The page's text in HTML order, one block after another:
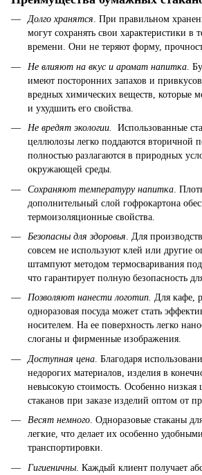
Долго хранятся. При правильном
могут сохранять свои характеристики в
времени. Они не теряют форму,
Не влияют на вкус и аромат напитка .
имеют посторонних запахов и
вредных химических веществ, которые
и ухудшить его свойства.
Не вредят экологии.
Использованные
целлюлозы легко поддаются вторичной
полностью разлагаются в природных
окружающей среды.
Сохраняют температуру напитка .
дополнительный слой гофрокартона
термоизоляционные свойства.
Безопасны для здоровья. Для
совсем не используют клей или другие
штампуют методом термосваривания
что гарантирует полную безопасность
Позволяют нанести логотип. Для кафе,
одноразовая посуда может стать
носителем. На ее поверхность легко
слоганы и фирменные изображения.
Доступная цена . Благодаря
недорогих материалов, изделия в
невысокую стоимость. Особенно низкая
стаканов при заказе изделий оптом от
Весят немного. Одноразовые стаканы
легкие, что делает их особенно
транспортировки.
Гигиеничны . Каждый клиент получает